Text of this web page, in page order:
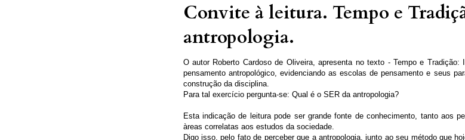
Convite à leitura. Tempo e
antropologia.
O autor Roberto Cardoso de Oliveira, apresenta no texto - Tempo e Tradição:
pensamento antropológico, evidenciando as escolas de pensamento e seus
construção da disciplina.
Para tal exercício pergunta-se: Qual é o SER da antropologia?
Esta indicação de leitura pode ser grande fonte de conhecimento, tanto aos
àreas correlatas aos estudos da sociedade.
Digo isso, pelo fato de perceber que a antropologia, junto ao seu método que